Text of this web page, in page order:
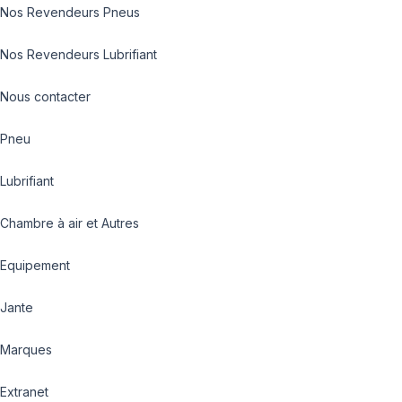
Nos Revendeurs Pneus
Nos Revendeurs Lubrifiant
Nous contacter
Pneu
Lubrifiant
Chambre à air et Autres
Equipement
Jante
Marques
Extranet